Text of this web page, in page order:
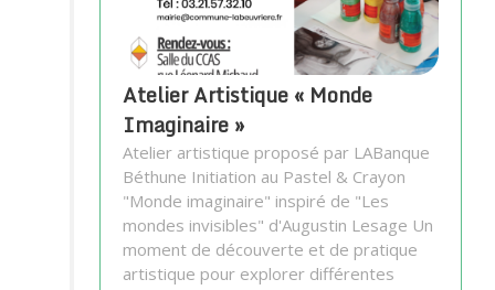
Atelier Artistique « Monde
Imaginaire »
Atelier artistique proposé par LABanque
Béthune Initiation au Pastel & Crayon
"Monde imaginaire" inspiré de "Les
mondes invisibles" d'Augustin Lesage Un
moment de découverte et de pratique
artistique pour explorer différentes